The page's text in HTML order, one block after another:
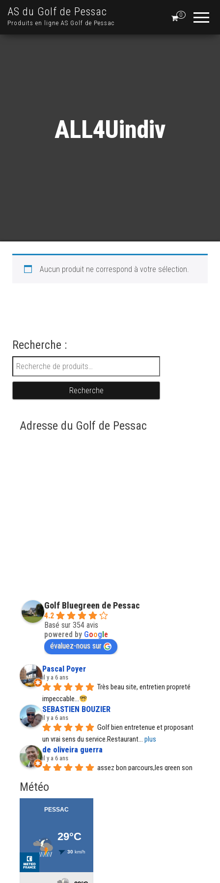
AS du Golf de Pessac
Produits en ligne AS Golf de Pessac
0
ALL4Uindiv
Aucun produit ne correspond à votre sélection.
Recherche :
Recherche pour :
Recherche
Adresse du Golf de Pessac
Golf Bluegreen de Pessac
4.2
Basé sur 354 avis
powered by Google
évaluez-nous sur
Pascal Poyer
il y a 6 ans
Très beau site, entretien propreté
impeccable...
SEBASTIEN BOUZIER
il y a 6 ans
Golf bien entretenue et proposant
un vrai sens du service.Restaurant... plus
de oliveira guerra
il y a 6 ans
assez bon parcours,les green son
Régine Santos
il y a 7 ans
Meztedu57 .
il y a 7 ans
Pierre Autin
il y a 7 ans
Météo